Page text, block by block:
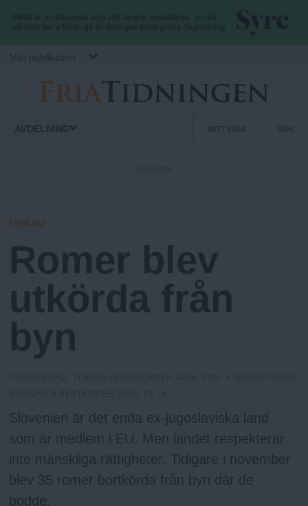
Hoppa till huvudinnehåll
Välj publikation
F
i
a
N
u
AVDELNING
r
m
e
n
FRIA.NU
Romer blev
utkörda från
byn
Slovenien är det enda ex-jugoslaviska land
som är medlem i EU. Men landet respekterar
inte mänskliga rättigheter. Tidigare i november
blev 35 romer bortkörda från byn där de
bodde.